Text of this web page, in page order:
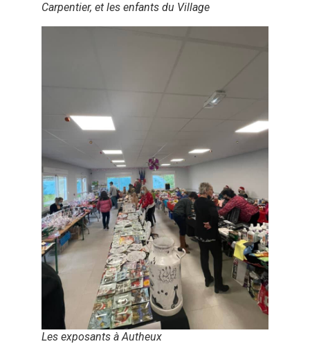
Carpentier, et les enfants du Village
Les exposants à Autheux